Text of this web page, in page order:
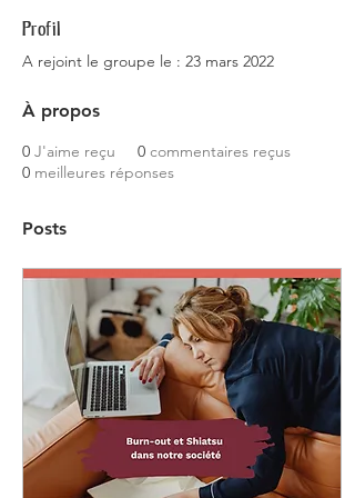
Profil
A rejoint le groupe le : 23 mars 2022
À propos
0 J'aime reçu 0 commentaires reçus
0 meilleures réponses
Posts